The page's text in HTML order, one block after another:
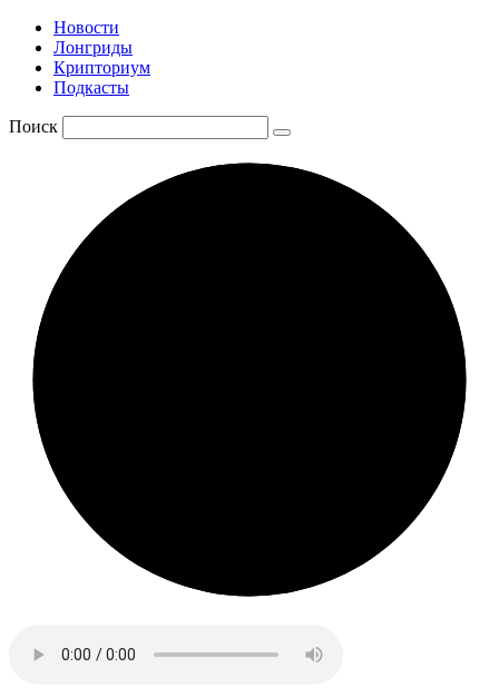
Новости
Лонгриды
Крипториум
Подкасты
Поиск